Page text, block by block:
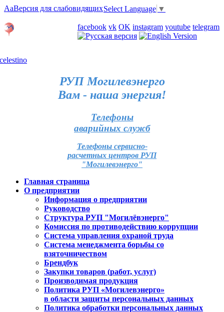
AaВерсия для слабовидящихSelect Language ▼
facebook vk OK instagram youtube telegram
РУП Могилевэнерго
Вам - наша энергия!
Телефоны
аварийных служб
Телефоны сервисно-
расчетных центров РУП
"Могилевэнерго"
Главная страница
О предприятии
Информация о предприятии
Руководство
Структура РУП "Могилёвэнерго"
Комиссия по противодействию коррупции
Система управления охраной труда
Система менеджмента борьбы со
взяточничеством
Брендбук
Закупки товаров (работ, услуг)
Производимая продукция
Политика РУП «Могилевэнерго»
в области защиты персональных данных
Политика обработки персональных данных